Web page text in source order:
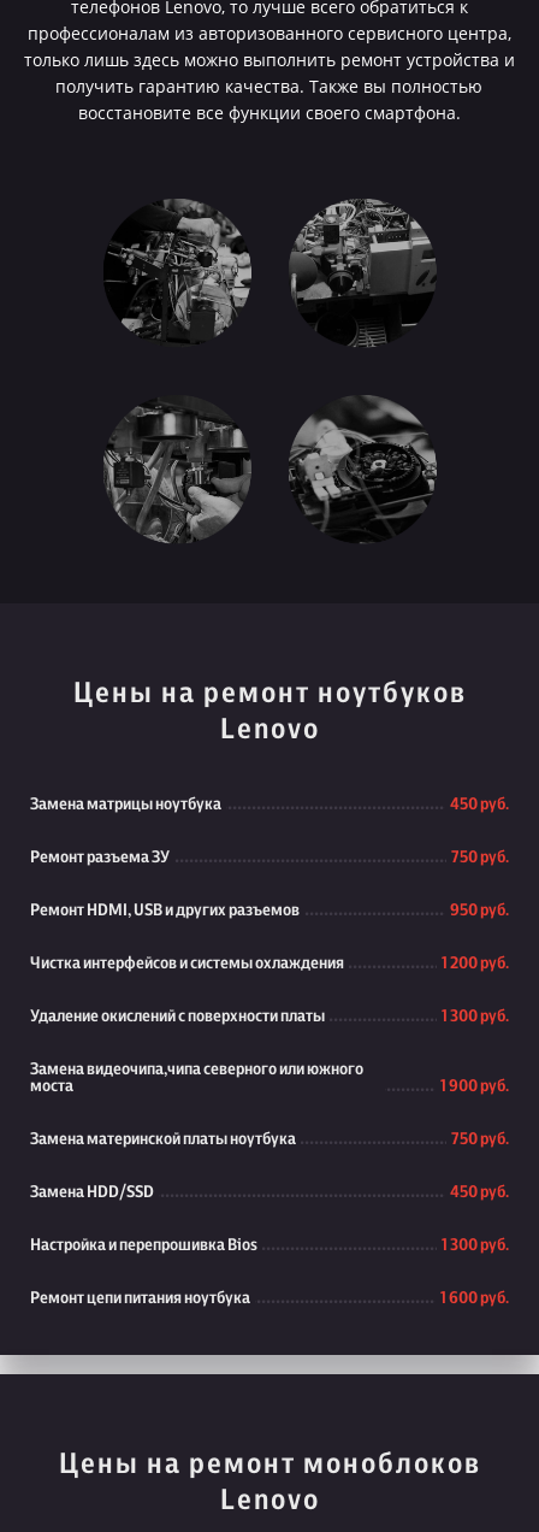
телефонов Lenovo, то лучше всего обратиться к
профессионалам из авторизованного сервисного центра,
только лишь здесь можно выполнить ремонт устройства и
получить гарантию качества. Также вы полностью
восстановите все функции своего смартфона.
Цены на ремонт ноутбуков
Lenovo
Замена матрицы ноутбука 450 руб.
Ремонт разъема ЗУ 750 руб.
Ремонт HDMI, USB и других разъемов 950 руб.
Чистка интерфейсов и системы охлаждения 1 200 руб.
Удаление окислений с поверхности платы 1 300 руб.
Замена видеочипа,чипа северного или южного
моста
1 900 руб.
Замена материнской платы ноутбука 750 руб.
Замена HDD/SSD 450 руб.
Настройка и перепрошивка Bios 1 300 руб.
Ремонт цепи питания ноутбука 1 600 руб.
Цены на ремонт моноблоков
Lenovo